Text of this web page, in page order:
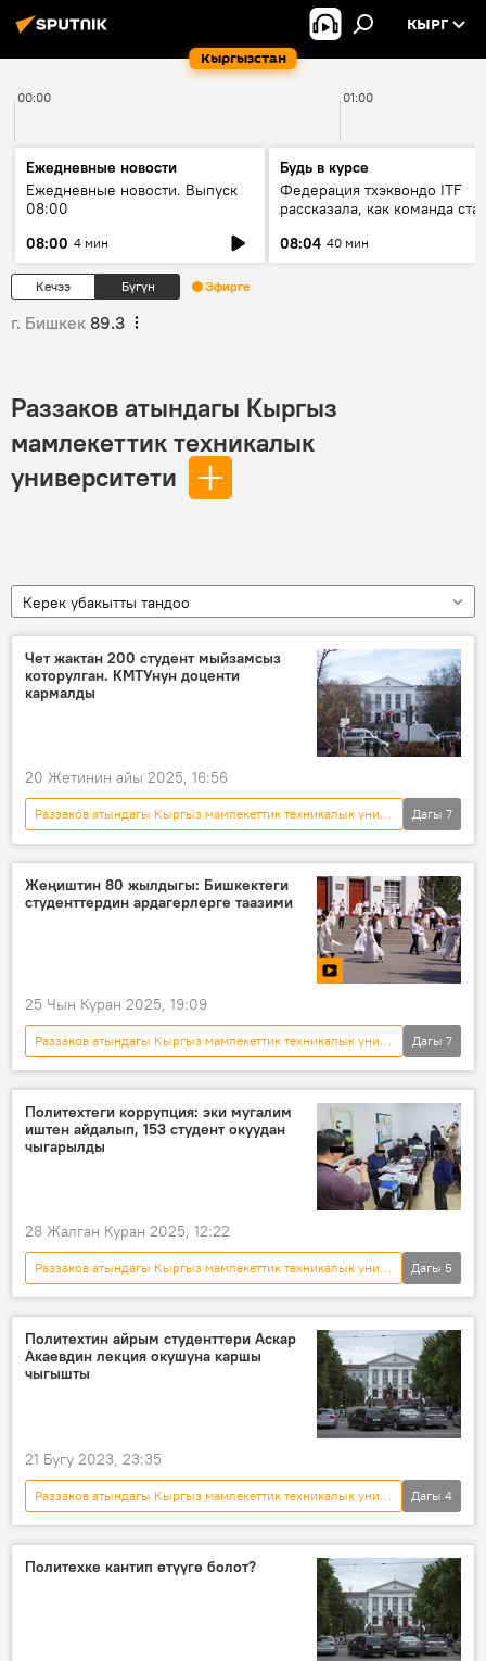
Кыргызстан
КЫРГ
00:00 01:00
Ежедневные новости
Ежедневные новости. Выпуск
08:00
08:00 4 мин
Будь в курсе
Федерация тхэквондо ITF
рассказала, как команда
08:04 40 мин
Кечээ Бүгүн Эфирге
г. Бишкек 89.3
Раззаков атындагы Кыргыз
мамлекеттик техникалык
университети
Керек убакытты тандоо
Чет жактан 200 студент мыйзамсыз
которулган. КМТУнун доценти
кармалды
20 Жетинин айы 2025, 16:56
Раззаков атындагы Кыргыз мамлекеттик техникалык университети
Кыргызстан
УКМК
кылмыш
студент
которуу
Сүрөт
доцент
Дагы 7
Жеңиштин 80 жылдыгы: Бишкектеги
студенттердин ардагерлерге таазими
25 Чын Куран 2025, 19:09
Раззаков атындагы Кыргыз мамлекеттик техникалык университети
Улуу Ата Мекендик согуштагы Жеңишке 80 жыл
Кыргызстан
жеңиш
вальс
студенттер
акция Видео
Дагы 7
Политехтеги коррупция: эки мугалим
иштен айдалып, 153 студент окуудан
чыгарылды
28 Жалган Куран 2025, 12:22
Раззаков атындагы Кыргыз мамлекеттик техникалык университети
Кыргызстан
коррупция
студент
мугалим
УКМК
Дагы 5
Политехтин айрым студенттери Аскар
Акаевдин лекция окушуна каршы
чыгышты
21 Бугу 2023, 23:35
Раззаков атындагы Кыргыз мамлекеттик техникалык университети
Кыргызстан
Аскар Акаев
студенттер
Дагы 4
Политехке кантип өтүүгө болот?